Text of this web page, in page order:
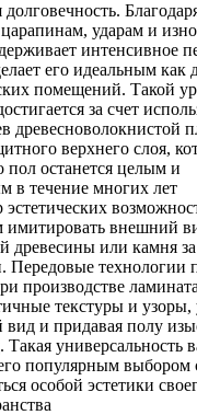
ударам и
интенсивное
его идеальным как
помещений. Такой
за счет
древесноволокнистой
верхнего слоя,
пол останется целым и
в течение многих лет
имитировать внешний
древесины или камня
Передовые технологии
производстве
текстуры и узоры,
и придавая полу
универсальность
популярным выбором
особой эстетики